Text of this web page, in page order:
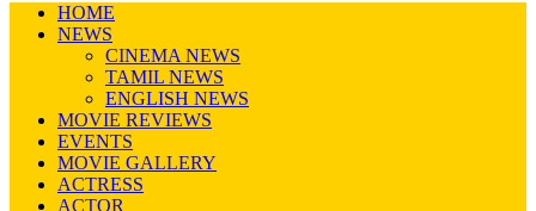
HOME
NEWS
CINEMA NEWS
TAMIL NEWS
ENGLISH NEWS
MOVIE REVIEWS
EVENTS
MOVIE GALLERY
ACTRESS
ACTOR